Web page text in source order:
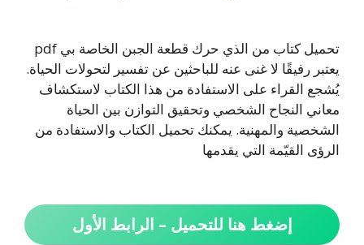
تحميل كتاب من الذي حرك قطعة الجبن الخاصة بي pdf
يعتبر رفيقًا لا غنى عنه للباحثين عن تفسير لتحولات الحياة.
يُشجع القراء على الاستفادة من هذا الكتاب لاستكشاف
معاني النجاح الشخصي وتحقيق التوازن بين الحياة
الشخصية والمهنية. يمكنك تحميل الكتاب والاستفادة من
الرؤى القيّمة التي يقدمها
إضغط هنا للتحميل – الرابط الأول